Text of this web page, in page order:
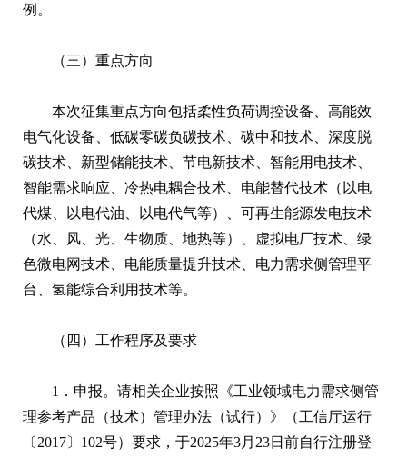
例。
（三）重点方向
本次征集重点方向包括柔性负荷调控设备、高能效
电气化设备、低碳零碳负碳技术、碳中和技术、深度脱
碳技术、新型储能技术、节电新技术、智能用电技术、
智能需求响应、冷热电耦合技术、电能替代技术（以电
代煤、以电代油、以电代气等）、可再生能源发电技术
（水、风、光、生物质、地热等）、虚拟电厂技术、绿
色微电网技术、电能质量提升技术、电力需求侧管理平
台、氢能综合利用技术等。
（四）工作程序及要求
1．申报。请相关企业按照《工业领域电力需求侧管
理参考产品（技术）管理办法（试行）》（工信厅运行
〔2017〕102号）要求，于2025年3月23日前自行注册登